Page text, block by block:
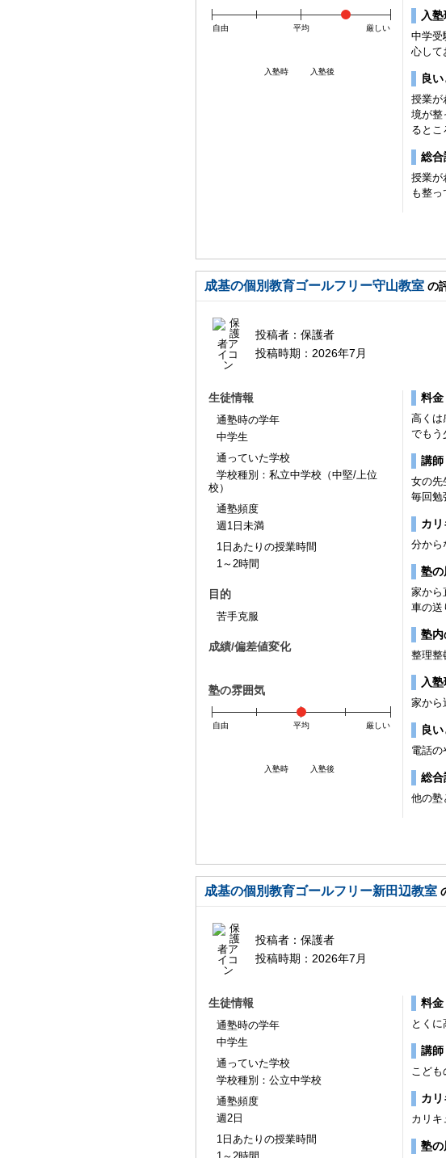
入塾時 入塾後
自由 平均 厳しい
入
中学受
心して
良
授業が
境が整
るとこ
総合
授業が
も整
成基の個別教育ゴールフリー守山教室 の
投稿者： 保護者
投稿時期： 2026年7月
生徒情報
通塾時の学年
中学生
通っていた学校
学校種別：私立中学校（中堅/上位
校）
通塾頻度
週1日未満
1日あたりの授業時間
1～2時間
目的
苦手克服
成績/偏差値変化
入塾時 入塾後
塾の雰囲気
自由 平均 厳しい
料金
高くは
でもう
講師
女の先
毎回勉
カ
分から
塾の
家から
車の送
塾内
整理整
入
家から
良
電話の
総合
他の塾
成基の個別教育ゴールフリー新田辺教室
投稿者： 保護者
投稿時期： 2026年7月
生徒情報
通塾時の学年
中学生
通っていた学校
学校種別：公立中学校
通塾頻度
週2日
1日あたりの授業時間
料金
とく
講師
こども
カ
カリキ
塾の